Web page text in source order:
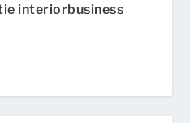
interiorbusiness